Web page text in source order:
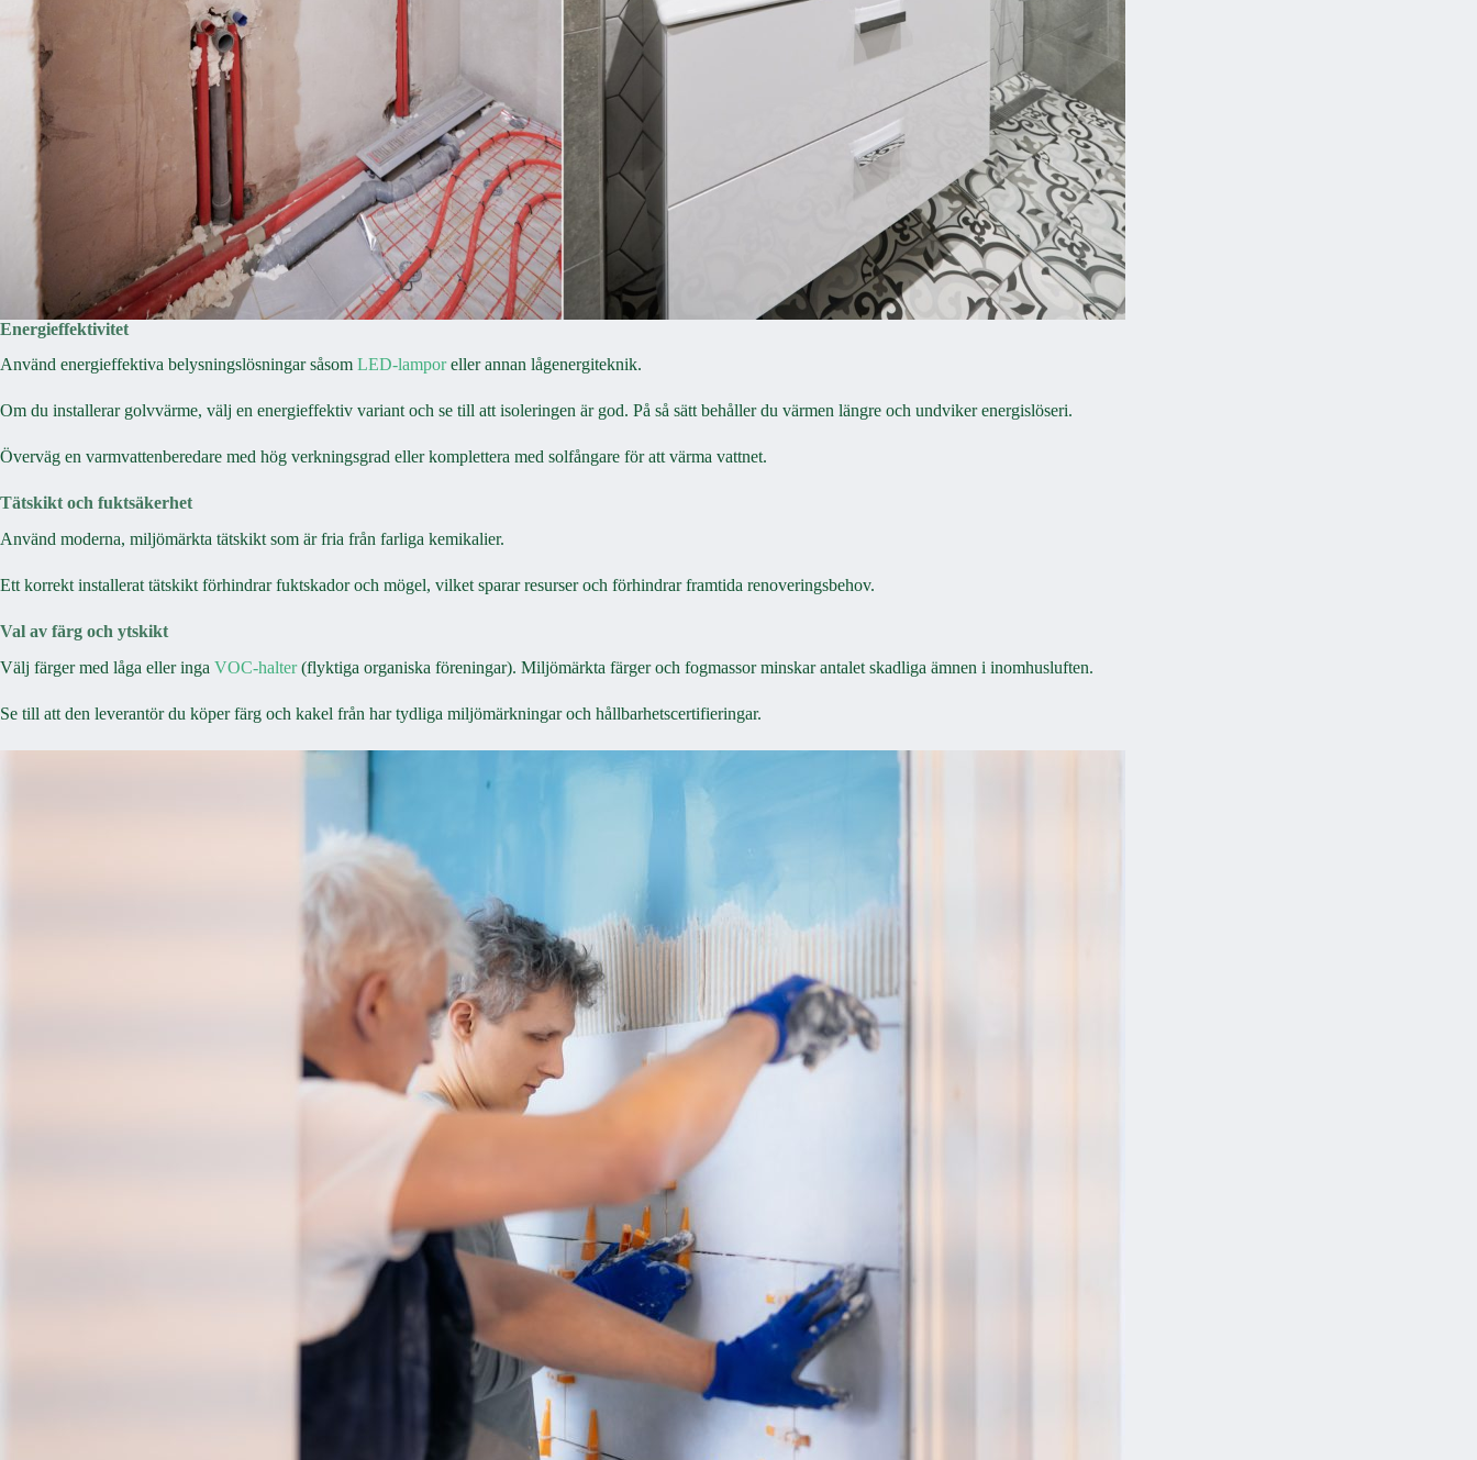
Energieffektivitet
Använd energieffektiva belysningslösningar såsom LED-lamporeller annan lågenergiteknik.
Om du installerar golvvärme, välj en energieffektiv variant och se till att isoleringen är god. På så sätt behåller du värmen längre och undviker energislöseri.
Överväg en varmvattenberedare med hög verkningsgrad eller komplettera med solfångare för att värma vattnet.
Tätskikt och fuktsäkerhet
Använd moderna, miljömärkta tätskikt som är fria från farliga kemikalier.
Ett korrekt installerat tätskikt förhindrar fuktskador och mögel, vilket sparar resurser och förhindrar framtida renoveringsbehov.
Val av färg och ytskikt
Välj färger med låga eller inga VOC-halter(flyktiga organiska föreningar). Miljömärkta färger och fogmassor minskar antalet skadliga ämnen i inomhusluften.
Se till att den leverantör du köper färg och kakel från har tydliga miljömärkningar och hållbarhetscertifieringar.